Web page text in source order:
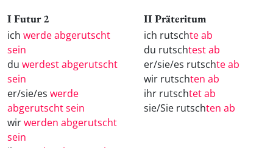
I Futur 2
ich werde abgerutscht
sein
du werdest abgerutscht
sein
er/sie/es werde
abgerutscht sein
wirwerden abgerutscht
sein
II Präteritum
ich rutschte ab
du rutschtest ab
er/sie/es rutschte ab
wir rutschten ab
ihr rutschtet ab
sie/Sie rutschten ab